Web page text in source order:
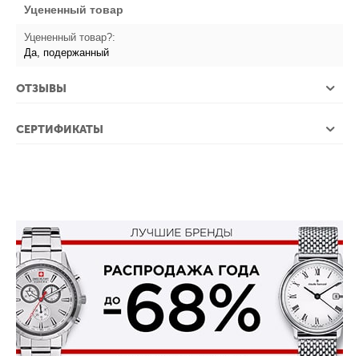
Уцененный товар
Уцененный товар?:
Да, подержанный
ОТЗЫВЫ
СЕРТИФИКАТЫ